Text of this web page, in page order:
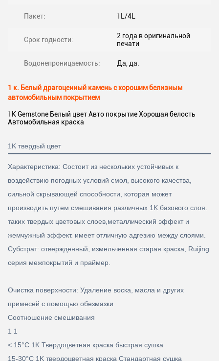
Пакет: 1L/4L
Срок годности:
2 года в оригинальной
печати
Водонепроницаемость: Да, да.
1 к. Белый драгоценный камень с хорошим белизным
автомобильным покрытием
1K Gemstone Белый цвет Авто покрытие Хорошая белость
Автомобильная краска
1K твердый цвет
Характеристика: Состоит из нескольких устойчивых к
воздействию погодных условий смол, высокого качества,
сильной скрывающей способности, которая может
производить путем смешивания различных 1K базового слоя.
таких твердых цветовых слоев,металлический эффект и
жемчужный эффект. имеет отличную адгезию между слоями.
Субстрат: отвержденный, измельченная старая краска, Ruijing
серия межпокрытий и праймер.
Очистка поверхности: Удаление воска, масла и других
примесей с помощью обезмазки
Соотношение смешивания
1 1
< 15°C 1K Твердоцветная краска быстрая сушка
15-30°C 1K твердоцветная краска Стандартная сушка